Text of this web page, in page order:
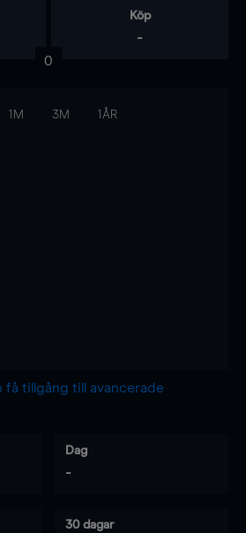
Köp
-
0
1M 3M 1ÅR
tillgång till avancerade
Dag
-
30 dagar